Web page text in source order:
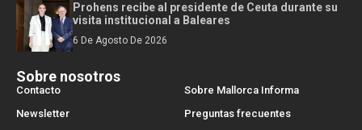
Prohens recibe al presidente de Ceuta durante su
visita institucional a Baleares
6 De Agosto De 2026
Sobre nosotros
Contacto
Sobre Mallorca Informa
Newsletter
Preguntas frecuentes